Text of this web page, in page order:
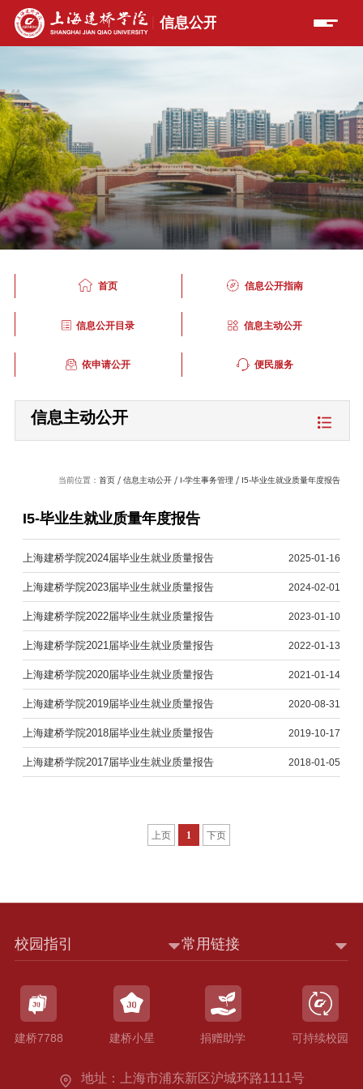
首页 信息公开指南
信息公开目录 信息主动公开
依申请公开 便民服务
信息主动公开
当前位置：首页 信息主动公开 I-学生事务管理 I5-毕业生就业质量年度报告
I5-毕业生就业质量年度报告
上海建桥学院2024届毕业生就业质量报告 2025-01-16
上海建桥学院2023届毕业生就业质量报告 2024-02-01
上海建桥学院2022届毕业生就业质量报告 2023-01-10
上海建桥学院2021届毕业生就业质量报告 2022-01-13
上海建桥学院2020届毕业生就业质量报告 2021-01-14
上海建桥学院2019届毕业生就业质量报告 2020-08-31
上海建桥学院2018届毕业生就业质量报告 2019-10-17
上海建桥学院2017届毕业生就业质量报告 2018-01-05
上页 1 下页
地址：上海市浦东新区沪城环路1111号
校园指引 常用链接
建桥7788 建桥小星 捐赠助学 可持续校园